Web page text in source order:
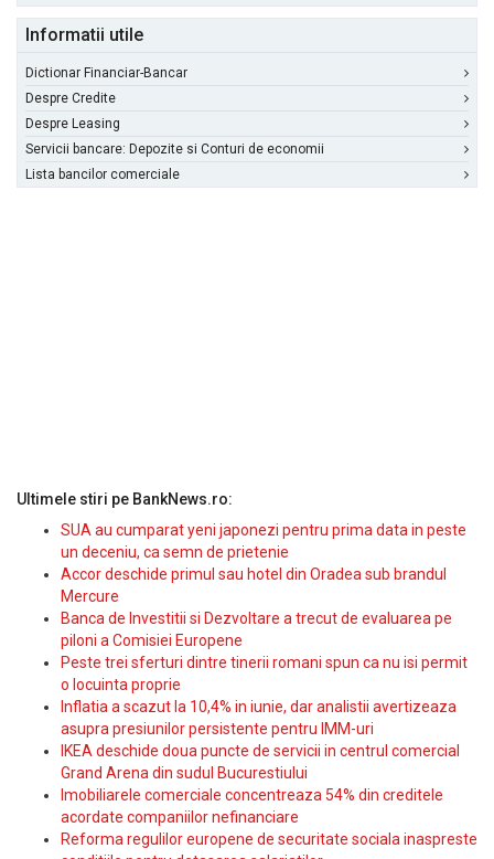
Informatii utile
Dictionar Financiar-Bancar
Despre Credite
Despre Leasing
Servicii bancare: Depozite si Conturi de economii
Lista bancilor comerciale
Ultimele stiri pe BankNews.ro:
SUA au cumparat yeni japonezi pentru prima data in peste
un deceniu, ca semn de prietenie
Accor deschide primul sau hotel din Oradea sub brandul
Mercure
Banca de Investitii si Dezvoltare a trecut de evaluarea pe
piloni a Comisiei Europene
Peste trei sferturi dintre tinerii romani spun ca nu isi permit
o locuinta proprie
Inflatia a scazut la 10,4% in iunie, dar analistii avertizeaza
asupra presiunilor persistente pentru IMM-uri
IKEA deschide doua puncte de servicii in centrul comercial
Grand Arena din sudul Bucurestiului
Imobiliarele comerciale concentreaza 54% din creditele
acordate companiilor nefinanciare
Reforma regulilor europene de securitate sociala inaspreste